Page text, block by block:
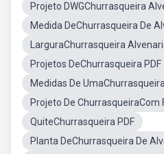
Projeto DWGChurrasqueira
Medida DeChurrasqueira De
LarguraChurrasqueira
Projetos DeChurrasqueira PDF
Medidas De
Projeto De ChurrasqueiraCom
QuiteChurrasqueira PDF
Planta DeChurrasqueira De